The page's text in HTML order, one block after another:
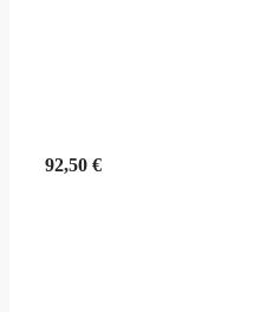
92,50 €
Möchten Sie ein für Newsletter-
gehalten werden? Dann melden